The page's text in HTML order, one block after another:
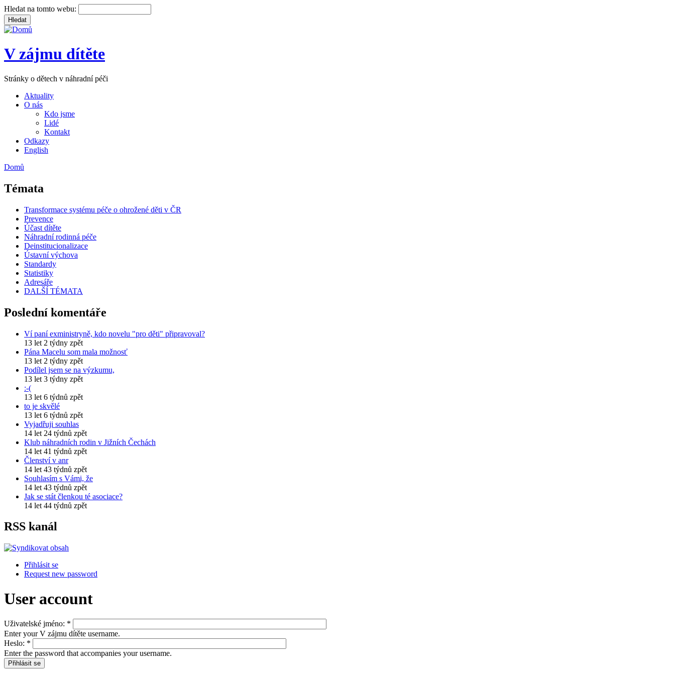
Hledat na tomto webu:
V zájmu dítěte
Stránky o dětech v náhradní péči
Aktuality
O nás
Kdo jsme
Lidé
Kontakt
Odkazy
English
Domů
Témata
Transformace systému péče o ohrožené děti v ČR
Prevence
Účast dítěte
Náhradní rodinná péče
Deinstitucionalizace
Ústavní výchova
Standardy
Statistiky
Adresáře
DALŠÍ TÉMATA
Poslední komentáře
Ví paní exministryně, kdo novelu "pro děti" připravoval?
13 let 2 týdny zpět
Pána Macelu som mala možnosť
13 let 2 týdny zpět
Podílel jsem se na výzkumu,
13 let 3 týdny zpět
:-(
13 let 6 týdnů zpět
to je skvělé
13 let 6 týdnů zpět
Vyjadřuji souhlas
14 let 24 týdnů zpět
Klub náhradních rodin v Jižních Čechách
14 let 41 týdnů zpět
Členství v anr
14 let 43 týdnů zpět
Souhlasím s Vámi, že
14 let 43 týdnů zpět
Jak se stát členkou té asociace?
14 let 44 týdnů zpět
RSS kanál
Přihlásit se
Request new password
User account
Uživatelské jméno: *
Enter your V zájmu dítěte username.
Heslo: *
Enter the password that accompanies your username.